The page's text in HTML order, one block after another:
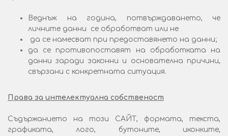
Веднъж на година, потвърждаването, че
личните данни се обработват или не
да се намесват при предоставянето на данни;
да се противопоставят на обработката на
данни заради законни и основателна причини,
свързани с конкретната ситуация.
Права за интелектуална собственост
Съдържанието на този САЙТ, формата, текста,
графиката, лого, бутоните, иконките,